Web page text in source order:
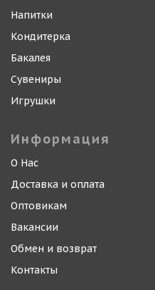
Напитки
Кондитерка
Бакалея
Сувениры
Игрушки
Информация
О Нас
Доставка и оплата
Оптовикам
Вакансии
Обмен и возврат
Контакты